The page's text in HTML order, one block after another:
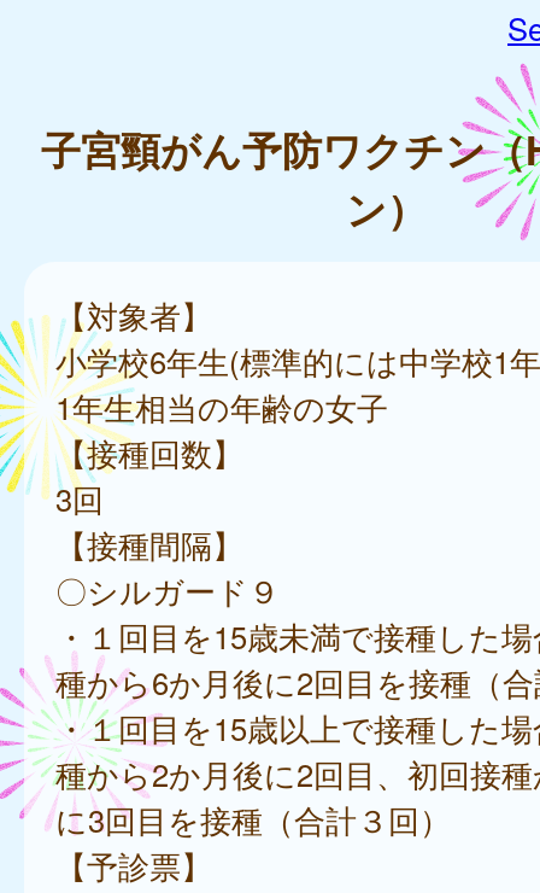
子宮頸がん予防ワクチン
ン）
【対象者】
小学校6年生(標準的には中学校1
1年生相当の年齢の女子
【接種回数】
3回
【接種間隔】
〇シルガード９
・１回目を15歳未満で接種した
種から6か月後に2回目を接種（
・１回目を15歳以上で接種した
種から2か月後に2回目、初回接
に3回目を接種（合計３回）
【予診票】